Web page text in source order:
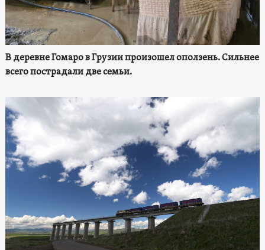
В деревне Гомаро в Грузии произошел оползень. Сильнее
всего пострадали две семьи.